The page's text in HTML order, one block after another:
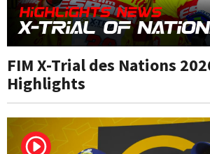
FIM X-Trial des Nations
Highlights